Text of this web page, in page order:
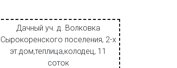
Дачный уч. д. Волковка
Сырокоренского поселения, 2-х
эт.дом,теплица,колодец, 11
соток